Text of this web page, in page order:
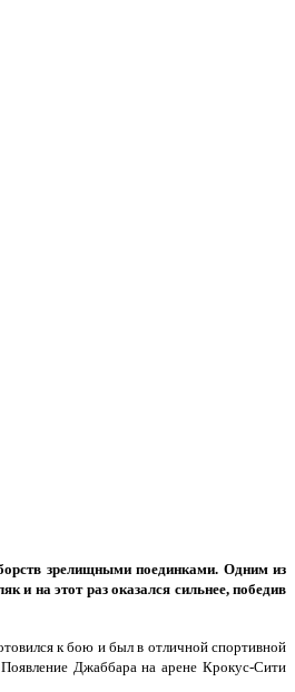
зрелищными поединками. Одним из
на этот раз оказался сильнее, победив
к бою и был в отличной спортивной
Джаббара на арене Крокус-Сити